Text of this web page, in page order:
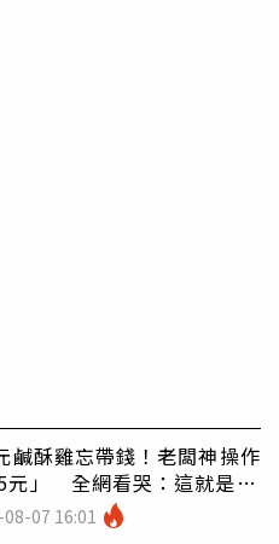
鹹酥雞忘帶錢！老闆神操作
5元」 全網看哭：這就是台
07 16:01